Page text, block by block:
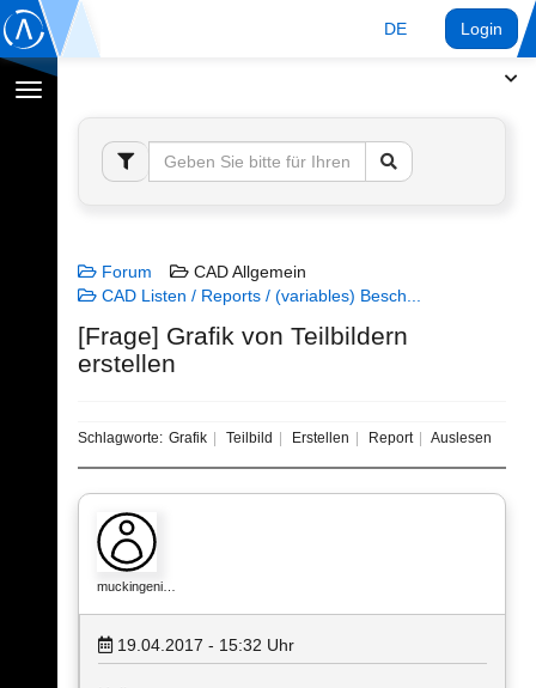
DE Login
Navigation
umschalten
Forum
CAD Allgemein
CAD Listen / Reports / (variables) Besch...
[Frage] Grafik von Teilbildern
erstellen
Schlagworte: Grafik Teilbild Erstellen Report Auslesen
muckingeni…
19.04.2017 - 15:32 Uhr